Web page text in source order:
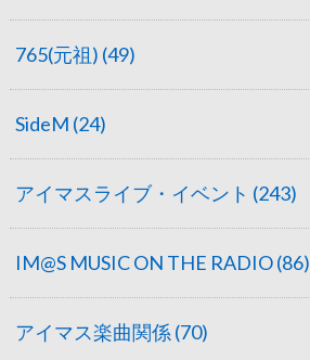
765(元祖) (49)
SideM (24)
アイマスライブ・イベント (243)
IM@S MUSIC ON THE RADIO(86)
アイマス楽曲関係 (70)